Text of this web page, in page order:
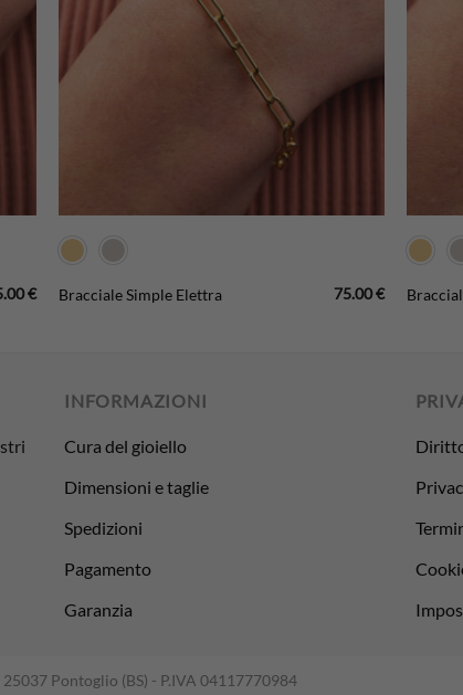
€ Bracciale Simple Elettra 75.00€
INFORMAZIONI
Cura del gioiello
Dimensioni e taglie
Spedizioni
Pagamento
Garanzia
Pontoglio (BS) - P.IVA 04117770984